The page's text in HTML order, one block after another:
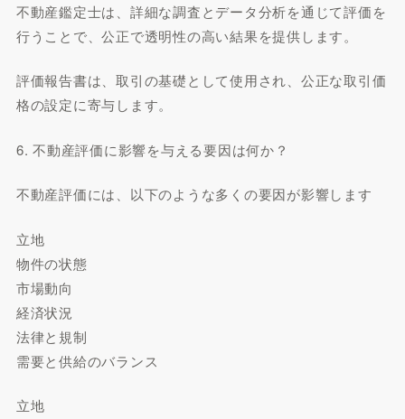
不動産鑑定士は、詳細な調査とデータ分析を通じて評価を
行うことで、公正で透明性の高い結果を提供します。
評価報告書は、取引の基礎として使用され、公正な取引価
格の設定に寄与します。
6. 不動産評価に影響を与える要因は何か？
不動産評価には、以下のような多くの要因が影響します
立地
物件の状態
市場動向
経済状況
法律と規制
需要と供給のバランス
立地